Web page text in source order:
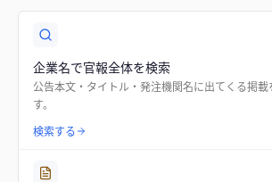
企業名で官報全体を検索
公告本文・タイトル・発注機関名に出てくる掲載
す。
検索する